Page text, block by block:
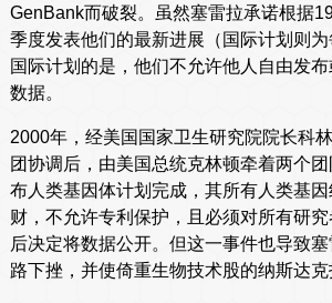
GenBank而破裂。虽然塞雷拉承诺根据
季度发表他们的最新进展（国际计划则
国际计划的是，他们不允许他人自由发
数据。
2000年，经美国国家卫生研究院院长科
团协调后，由美国总统克林顿牵着两个
布人类基因体计划完成，其所有人类基
财，不允许专利保护，且必须对所有研
后决定将数据公开。但这一事件也导致
路下挫，并使倚重生物技术股的纳斯达克